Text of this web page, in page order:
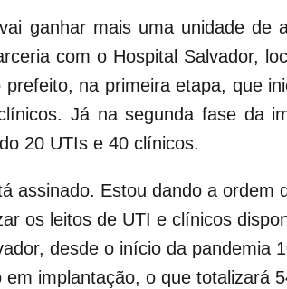
ganhar mais uma unidade
com o Hospital Salvador,
na primeira etapa, que
Já na segunda fase da
20 UTIs e 40 clínicos.
assinado. Estou dando a
os leitos de UTI e clínicos
desde o início da pandemia
em implantação, o que totalizará